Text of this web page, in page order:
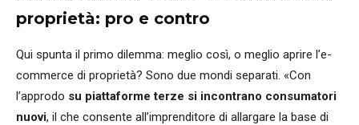
proprietà: pro e contro
Qui spunta il primo dilemma: meglio così, o meglio aprire l’e-
commerce di proprietà? Sono due mondi separati. «Con
l’approdo su piattaforme terze si incontrano consumatori
nuovi, il che consente all’imprenditore di allargare la base di